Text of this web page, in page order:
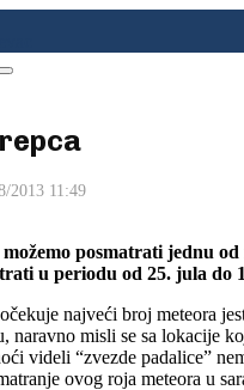
Pretraga
2013 11:49
posmatrati jednu
u periodu od 25. jula do
najveći broj meteora
naravno misli se sa lokacije
videli “zvezde padalice”
ovog roja meteora u